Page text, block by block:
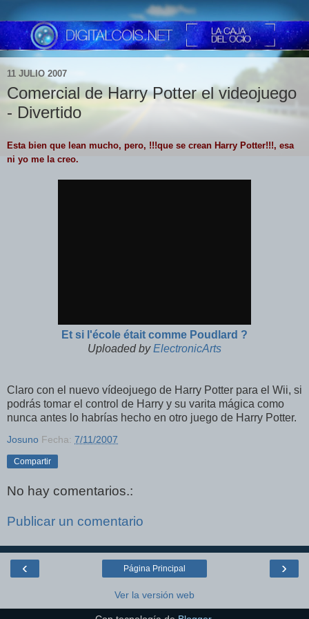
11 JULIO 2007
Comercial de Harry Potter el videojuego
- Divertido
Esta bien que lean mucho, pero, !!!que se crean Harry Potter!!!, esa
ni yo me la creo.
Et si l'école était comme Poudlard ?
Uploaded byElectronicArts
Claro con el nuevo vídeojuego de Harry Potter para el Wii, si
podrás tomar el control de Harry y su varita mágica como
nunca antes lo habrías hecho en otro juego de Harry Potter.
Josuno Fecha: 7/11/2007
Compartir
No hay comentarios.:
Publicar un comentario
‹ ›
Página Principal
Ver la versión web